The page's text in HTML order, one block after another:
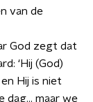
van de
God zegt dat
‘Hij (God)
Hij is niet
dag... maar we